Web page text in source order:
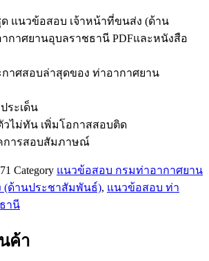
ด แนวข้อสอบ เจ้าหน้าที่ขนส่ง (ด้าน
กาศยานอุบลราชธานี PDFและหนังสือ
าศสอบล่าสุดของ ท่าอากาศยาน
ระเด็น
ไม่ทัน เพิ่มโอกาสสอบติด
การสอบสัมภาษณ์
Category แนวข้อสอบ กรมท่าอากาศยาน
(ด้านประชาสัมพันธ์), แนวข้อสอบ ท่า
านี
ค้า